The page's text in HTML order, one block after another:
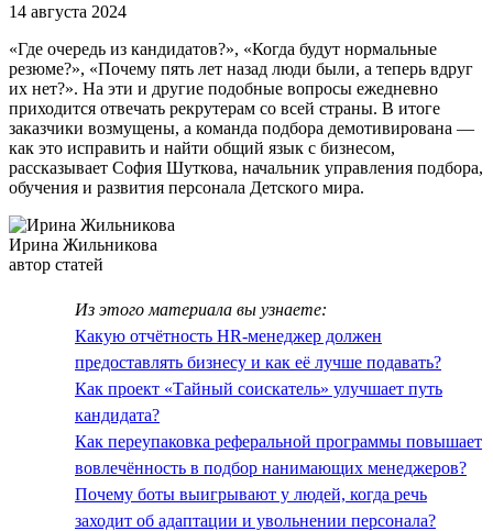
14 августа 2024
«Где очередь из кандидатов?», «Когда будут нормальные
резюме?», «Почему пять лет назад люди были, а теперь вдруг
их нет?». На эти и другие подобные вопросы ежедневно
приходится отвечать рекрутерам со всей страны. В итоге
заказчики возмущены, а команда подбора демотивирована —
как это исправить и найти общий язык с бизнесом,
рассказывает София Шуткова, начальник управления подбора,
обучения и развития персонала Детского мира.
Ирина Жильникова
автор статей
Из этого материала вы узнаете:
Какую отчётность HR-менеджер должен
предоставлять бизнесу и как её лучше подавать?
Как проект «Тайный соискатель» улучшает путь
кандидата?
Как переупаковка реферальной программы повышает
вовлечённость в подбор нанимающих менеджеров?
Почему боты выигрывают у людей, когда речь
заходит об адаптации и увольнении персонала?